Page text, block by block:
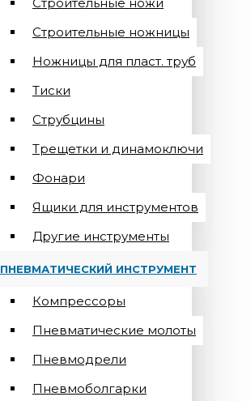
Строительные ножницы
Ножницы для пласт. труб
Тиски
Струбцины
Трещетки и динамоключи
Фонари
Ящики для инструментов
Другие инструменты
ПНЕВМАТИЧЕСКИЙ ИНСТРУМЕНТ
Компрессоры
Пневматические молоты
Пневмодрели
Пневмоболгарки